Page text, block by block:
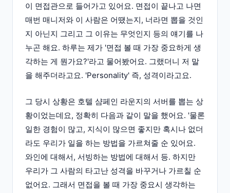
이 면접관으로 들어가고 있어요. 면접이 끝나고 나면
매번 매니저와 이 사람은 어땠는지, 너라면 뽑을 것인
지 아닌지 그리고 그 이유는 무엇인지 등의 얘기를 나
누곤 해요. 하루는 제가 '면접 볼 때 가장 중요하게 생
각하는 게 뭔가요?'라고 물어봤어요. 그랬더니 저 말
을 해주더라고요. 'Personality' 즉, 성격이라고요.
그 당시 상황은 호텔 샴페인 라운지의 서버를 뽑는 상
황이었는데요, 정확히 다음과 같이 말을 했어요. '물론
일한 경험이 많고, 지식이 많으면 좋지만 혹시나 없더
라도 우리가 일을 하는 방법을 가르쳐줄 순 있어요.
와인에 대해서, 서빙하는 방법에 대해서 등. 하지만
우리가 그 사람의 타고난 성격을 바꾸거나 가르칠 순
없어요. 그래서 면접을 볼 때 가장 중요시 생각하는